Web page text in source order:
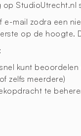
StudioUtrecht.nl
mail zodra een
op de hoogte.
kunt beoordelen
zelfs meerdere)
te